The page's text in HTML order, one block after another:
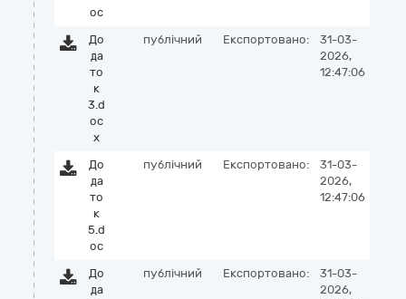
oc
До
да
то
к
3.d
oc
x
публічний Експортовано:
31-03-
2026,
12:47:06
До
да
то
к
5.d
oc
публічний Експортовано:
31-03-
2026,
12:47:06
До
да
публічний Експортовано:
31-03-
2026,